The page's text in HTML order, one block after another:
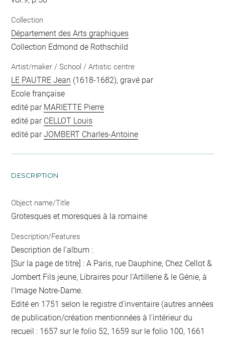
Collection
Département des Arts graphiques
Collection Edmond de Rothschild
Artist/maker / School / Artistic centre
LE PAUTRE Jean (1618-1682), gravé par
Ecole française
edité par MARIETTE Pierre
edité par CELLOT Louis
edité parJOMBERT Charles-Antoine
DESCRIPTION
Object name/Title
Grotesques et moresques à la romaine
Description/Features
Description de l'album :
[Sur la page de titre] : A Paris, rue Dauphine, Chez Cellot &
Jombert Fils jeune, Libraires pour l'Artillerie & le Génie, à
l'Image Notre-Dame.
Edité en 1751 selon le registre d'inventaire (autres années
de publication/création mentionnées à l'intérieur du
recueil : 1657 sur le folio 52, 1659 sur le folio 100, 1661